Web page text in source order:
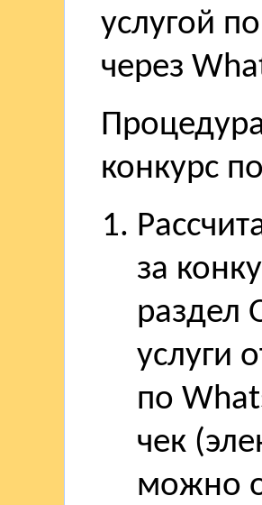
услугой
через
конкурс
за
раздел
услуги
по
чек
можно